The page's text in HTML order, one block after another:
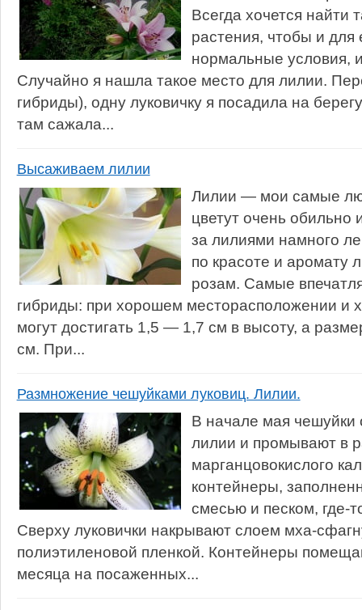
Всегда хочется найти
растения, чтобы и для
нормальные условия,
Случайно я нашла такое место для лилии.
гибриды), одну луковичку я посадила на
там сажала...
Высаживаем лилии
Лилии — мои самые
цветут очень
за лилиями намного
по красоте и аромату
розам. Самые
гибриды: при хорошем месторасположении и
могут достигать 1,5 — 1,7 см в высоту, а
см. При...
Размножение чешуйками луковиц. Лилии.
В начале мая чешуйки
лилии и промывают в
марганцовокислого
контейнеры,
смесью и песком, где-
Сверху луковички накрывают слоем мха-
полиэтиленовой пленкой. Контейнеры
месяца на посаженных...